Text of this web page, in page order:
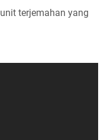
terjemahan yang